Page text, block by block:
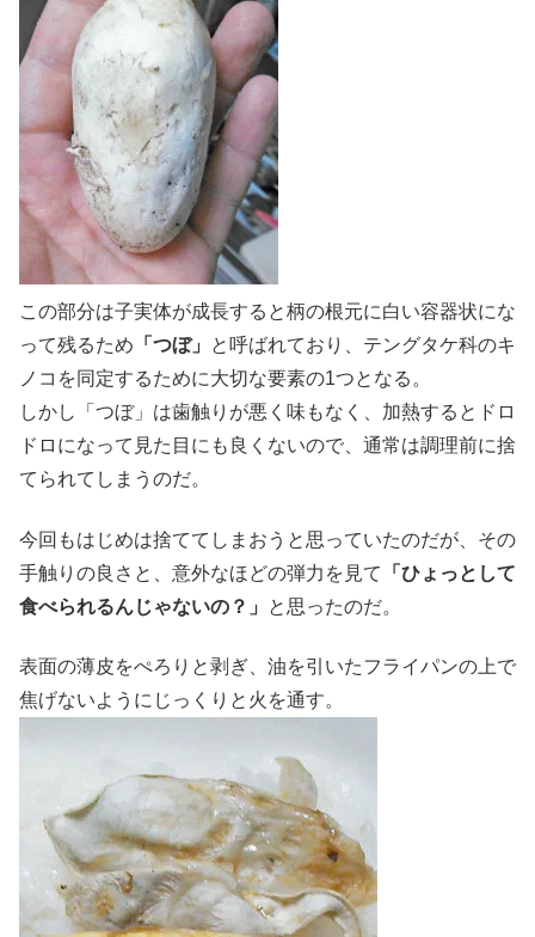
この部分は子実体が成長すると柄の根元に白い容器状にな
って残るため 「つぼ」
と呼ばれており、テングタケ科のキ
ノコを同定するために大切な要素の1つとなる。
しかし「つぼ」は歯触りが悪く味もなく、加熱するとドロ
ドロになって見た目にも良くないので、通常は調理前に捨
てられてしまうのだ。
今回もはじめは捨ててしまおうと思っていたのだが、その
手触りの良さと、意外なほどの弾力を見て
「ひょっとして
食べられるんじゃないの？」
と思ったのだ。
表面の薄皮をぺろりと剥ぎ、油を引いたフライパンの上で
焦げないようにじっくりと火を通す。